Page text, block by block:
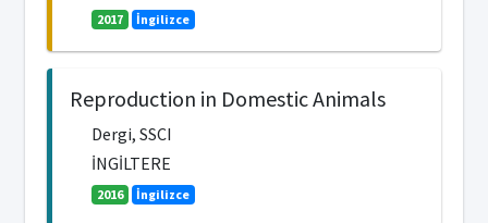
2017 İngilizce
Reproduction in Domestic Animals
Dergi, SSCI
İNGİLTERE
2016 İngilizce